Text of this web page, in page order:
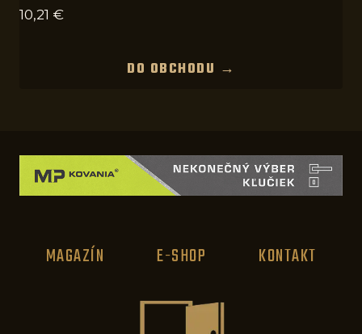
10,21 €
DO OBCHODU →
MAGAZÍN E-SHOP KONTAKT